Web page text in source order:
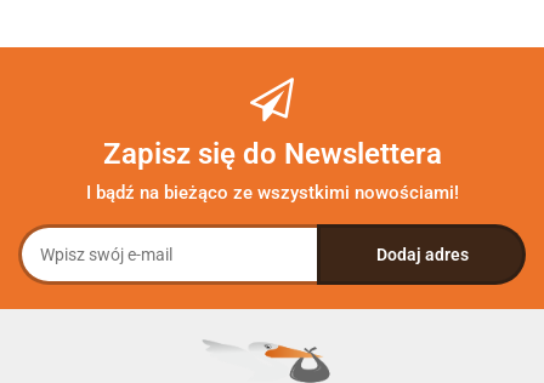
Zapisz się do Newslettera
I bądź na bieżąco ze wszystkimi nowościami!